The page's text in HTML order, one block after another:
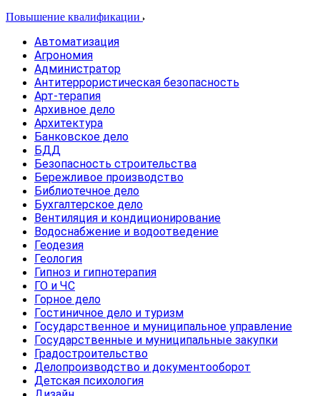
Повышение квалификации
Автоматизация
Агрономия
Администратор
Антитеррористическая безопасность
Арт-терапия
Архивное дело
Архитектура
Банковское дело
БДД
Безопасность строительства
Бережливое производство
Библиотечное дело
Бухгалтерское дело
Вентиляция и кондиционирование
Водоснабжение и водоотведение
Геодезия
Геология
Гипноз и гипнотерапия
ГО и ЧС
Горное дело
Гостиничное дело и туризм
Государственное и муниципальное управление
Государственные и муниципальные закупки
Градостроительство
Делопроизводство и документооборот
Детская психология